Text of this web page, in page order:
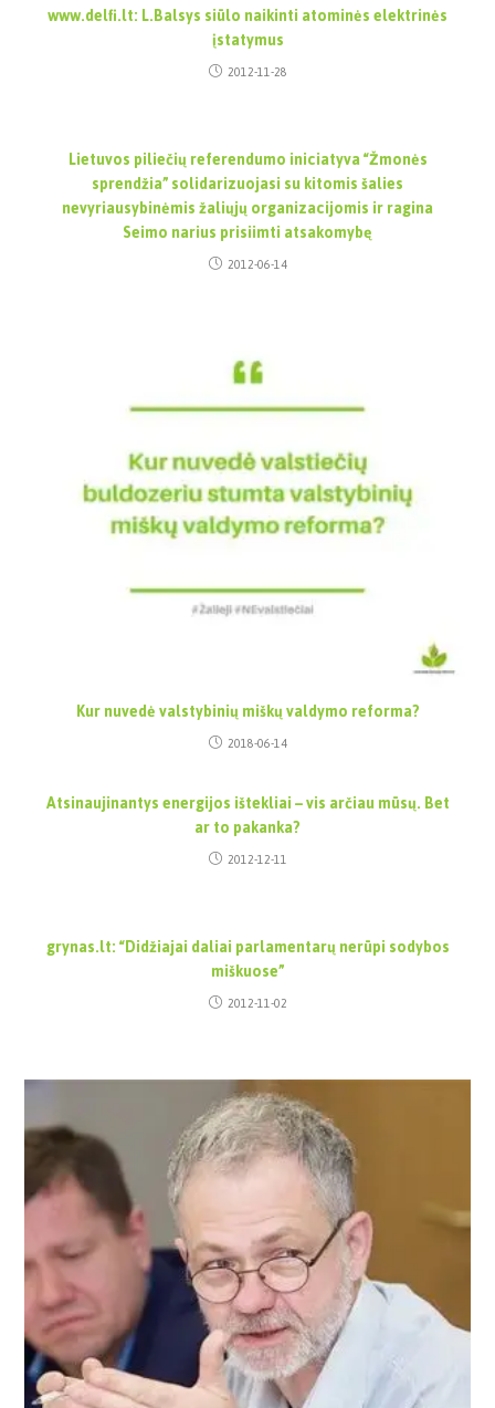
www.delfi.lt: L.Balsys siūlo naikinti atominės elektrinės
įstatymus
2012-11-28
Lietuvos piliečių referendumo iniciatyva “Žmonės
sprendžia” solidarizuojasi su kitomis šalies
nevyriausybinėmis žaliųjų organizacijomis ir ragina
Seimo narius prisiimti atsakomybę
2012-06-14
Kur nuvedė valstybinių miškų valdymo reforma?
2018-06-14
Atsinaujinantys energijos ištekliai – vis arčiau mūsų. Bet
ar to pakanka?
2012-12-11
grynas.lt: “Didžiajai daliai parlamentarų nerūpi sodybos
miškuose”
2012-11-02